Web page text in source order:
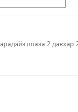
плаза 2 давхар